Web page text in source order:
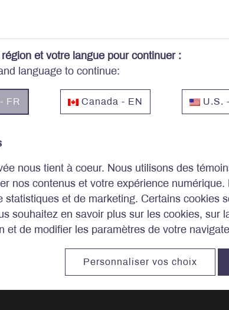
et votre langue pour continuer :
language to continue:
FR Canada - EN U.S.
nous tient à coeur. Nous utilisons des
nos contenus et votre expérience numérique.
statistiques et de marketing. Certains cookies
souhaitez en savoir plus sur les cookies, sur
et de modifier les paramètres de votre
Personnaliser vos choix
vous
bulletin et aux autres publications de Letko
Courriel